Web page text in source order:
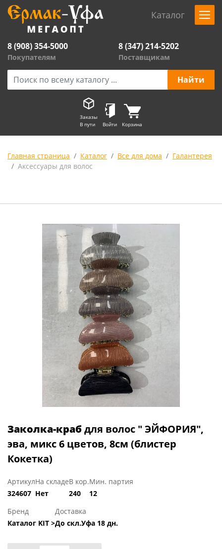
Каталог
8 (908) 354-5000
Покупателям
8 (347) 214-5202
Поставщикам
Заказы
В пути
Войти Корзина
Главная страница Каталог Все для дома
Галантерея
Аксессуары для волос
Заколка-крабдля волос " ЭЙФОРИЯ",
эва, микс 6 цветов, 8см (блистер
Кокетка)
Артикул
324607
На складе
Нет
В кор.
240
Мин. партия
12
Бренд
Каталог KIT >
Доставка
До скл.Уфа 18 дн.